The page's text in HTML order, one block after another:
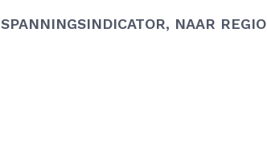
SPANNINGSINDICATOR, NAAR REGIO